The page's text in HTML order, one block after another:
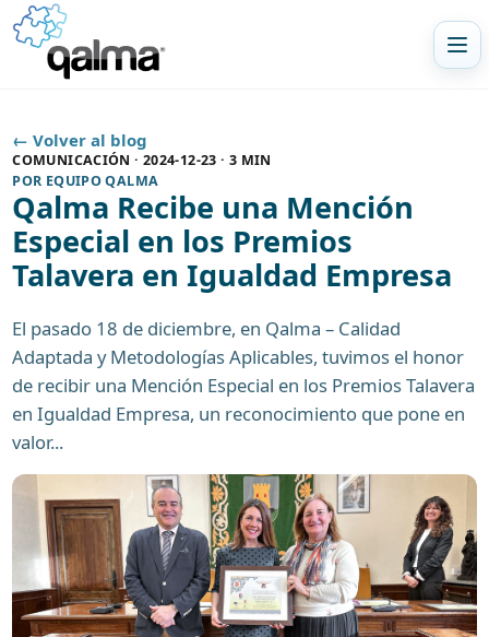
← Volver al blog
COMUNICACIÓN · 2024-12-23 · 3 MIN
POR EQUIPO QALMA
Qalma Recibe una Mención
Especial en los Premios
Talavera en Igualdad Empresa
El pasado 18 de diciembre, en Qalma – Calidad
Adaptada y Metodologías Aplicables, tuvimos el honor
de recibir una Mención Especial en los Premios Talavera
en Igualdad Empresa, un reconocimiento que pone en
valor...